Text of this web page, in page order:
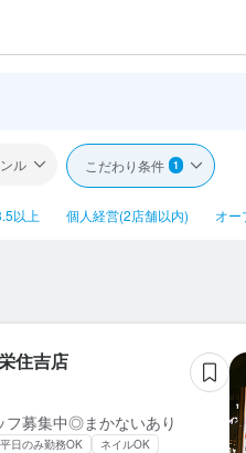
ル こだわり条件 1
以上 個人経営(2店舗以内) オー
住吉店
フ募集中◎まかないあり
平日のみ勤務OK
ネイルOK